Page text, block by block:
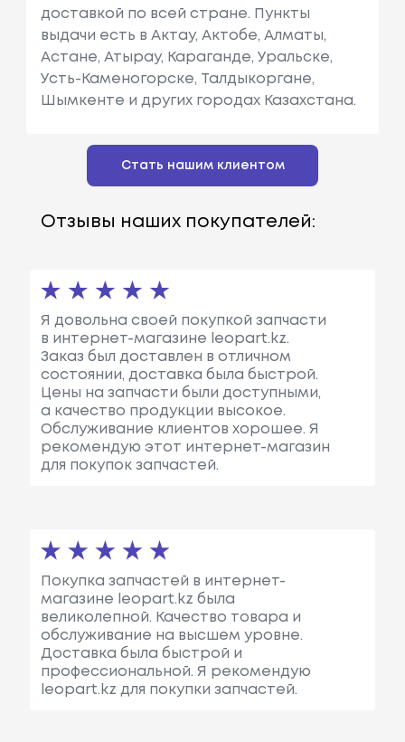
доставкой по всей стране. Пункты
выдачи есть в Актау, Актобе, Алматы,
Астане, Атырау, Караганде, Уральске,
Усть-Каменогорске, Талдыкоргане,
Шымкенте и других городах Казахстана.
Стать нашим клиентом
Отзывы наших покупателей:
Я довольна своей покупкой запчасти
в интернет-магазине leopart.kz.
Заказ был доставлен в отличном
состоянии, доставка была быстрой.
Цены на запчасти были доступными,
а качество продукции высокое.
Обслуживание клиентов хорошее. Я
рекомендую этот интернет-магазин
для покупок запчастей.
Покупка запчастей в интернет-
магазине leopart.kz была
великолепной. Качество товара и
обслуживание на высшем уровне.
Доставка была быстрой и
профессиональной. Я рекомендую
leopart.kz для покупки запчастей.